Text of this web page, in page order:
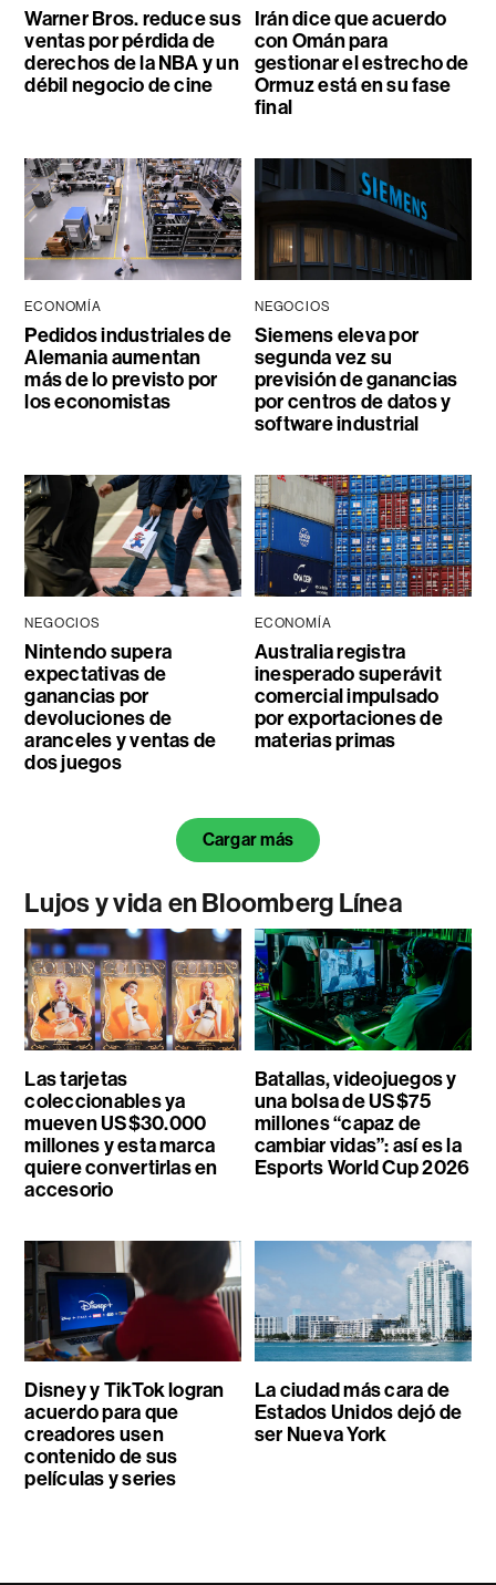
Warner Bros. reduce sus
ventas por pérdida de
derechos de la NBA y un
débil negocio de cine
Irán dice que acuerdo
con Omán para
gestionar el estrecho de
Ormuz está en su fase
final
ECONOMÍA
Pedidos industriales de
Alemania aumentan
más de lo previsto por
los economistas
NEGOCIOS
Siemens eleva por
segunda vez su
previsión de ganancias
por centros de datos y
software industrial
NEGOCIOS
Nintendo supera
expectativas de
ganancias por
devoluciones de
aranceles y ventas de
dos juegos
ECONOMÍA
Australia registra
inesperado superávit
comercial impulsado
por exportaciones de
materias primas
Cargar más
Lujos y vida en Bloomberg Línea
Las tarjetas
coleccionables ya
mueven US$30.000
millones y esta marca
quiere convertirlas en
accesorio
Batallas, videojuegos y
una bolsa de US$75
millones “capaz de
cambiar vidas”: así es la
Esports World Cup 2026
Disney y TikTok logran
acuerdo para que
creadores usen
contenido de sus
películas y series
La ciudad más cara de
Estados Unidos dejó de
ser Nueva York